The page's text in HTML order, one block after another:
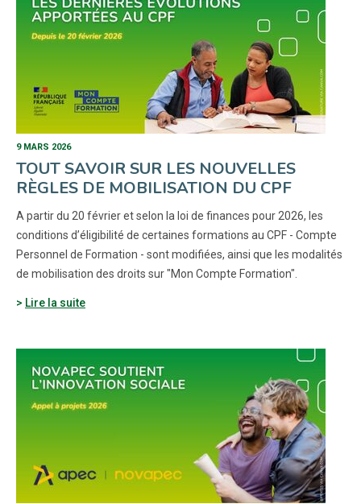
9 MARS 2026
TOUT SAVOIR SUR LES NOUVELLES
RÈGLES DE MOBILISATION DU CPF
A partir du 20 février et selon la loi de finances pour 2026, les
conditions d’éligibilité de certaines formations au CPF - Compte
Personnel de Formation - sont modifiées, ainsi que les modalités
de mobilisation des droits sur "Mon Compte Formation".
Lire la suite